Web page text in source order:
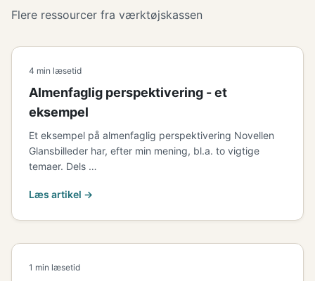
Flere ressourcer fra værktøjskassen
4 min læsetid
Almenfaglig perspektivering - et
eksempel
Et eksempel på almenfaglig perspektivering Novellen
Glansbilleder har, efter min mening, bl.a. to vigtige
temaer. Dels …
Læs artikel →
1 min læsetid